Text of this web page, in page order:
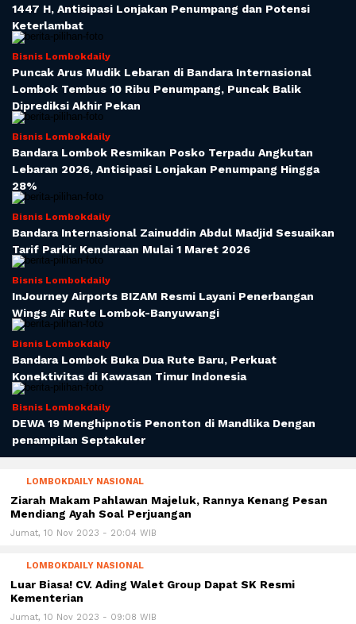
1447 H, Antisipasi Lonjakan Penumpang dan Potensi
Keterlambat
Bisnis Lombokdaily
Puncak Arus Mudik Lebaran di Bandara Internasional
Lombok Tembus 10 Ribu Penumpang, Puncak Balik
Diprediksi Akhir Pekan
Bisnis Lombokdaily
Bandara Lombok Resmikan Posko Terpadu Angkutan
Lebaran 2026, Antisipasi Lonjakan Penumpang Hingga
28%
Bisnis Lombokdaily
Bandara Internasional Zainuddin Abdul Madjid Sesuaikan
Tarif Parkir Kendaraan Mulai 1 Maret 2026
Bisnis Lombokdaily
InJourney Airports BIZAM Resmi Layani Penerbangan
Wings Air Rute Lombok-Banyuwangi
Bisnis Lombokdaily
Bandara Lombok Buka Dua Rute Baru, Perkuat
Konektivitas di Kawasan Timur Indonesia
Bisnis Lombokdaily
DEWA 19 Menghipnotis Penonton di Mandlika Dengan
penampilan Septakuler
LOMBOKDAILY NASIONAL
Ziarah Makam Pahlawan Majeluk, Rannya Kenang Pesan
Mendiang Ayah Soal Perjuangan
Jumat, 10 Nov 2023 - 20:04 WIB
LOMBOKDAILY NASIONAL
Luar Biasa! CV. Ading Walet Group Dapat SK Resmi
Kementerian
Jumat, 10 Nov 2023 - 09:08 WIB